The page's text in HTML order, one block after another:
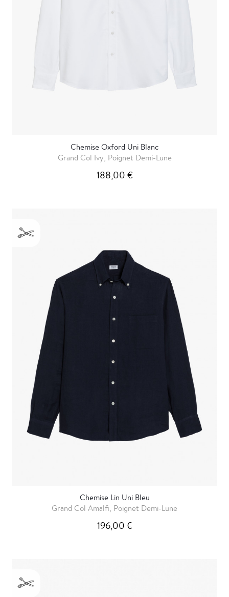
Chemise Oxford Uni Blanc
Grand Col Ivy, Poignet Demi-Lune
188,00 €
Chemise Lin Uni Bleu
Grand Col Amalfi, Poignet Demi-Lune
196,00 €